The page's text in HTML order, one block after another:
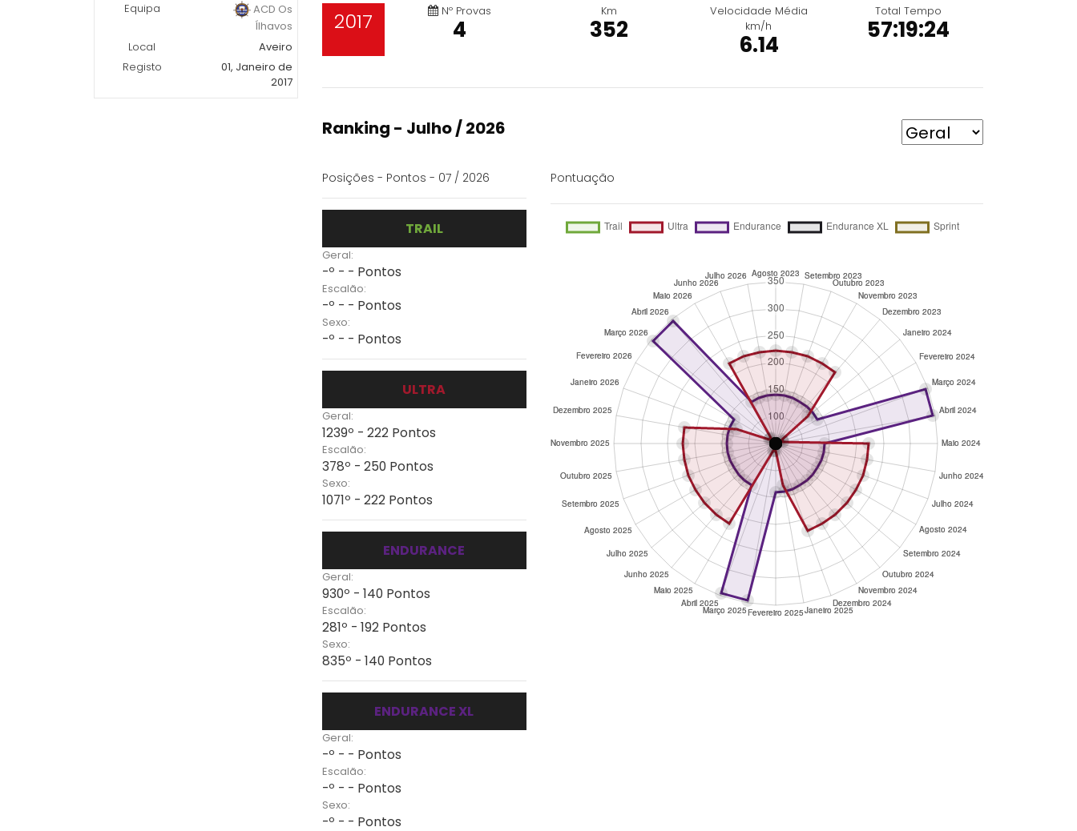
Equipa
ACD Os
Ílhavos
Local
Aveiro
Registo
01, Janeiro de
2017
2017 Nº Provas
4
Km
352
Velocidade Média
km/h
6.14
Total Tempo
57:19:24
Ranking - Julho / 2026
Posições - Pontos - 07 / 2026
TRAIL
Geral:
-º - - Pontos
Escalão:
-º - - Pontos
Sexo:
-º - - Pontos
ULTRA
Geral:
1239º - 222 Pontos
Escalão:
378º - 250 Pontos
Sexo:
1071º - 222 Pontos
ENDURANCE
Geral:
930º - 140 Pontos
Escalão:
281º - 192 Pontos
Sexo:
835º - 140 Pontos
ENDURANCE XL
Geral:
-º - - Pontos
Escalão:
-º - - Pontos
Sexo:
-º - - Pontos
Pontuação